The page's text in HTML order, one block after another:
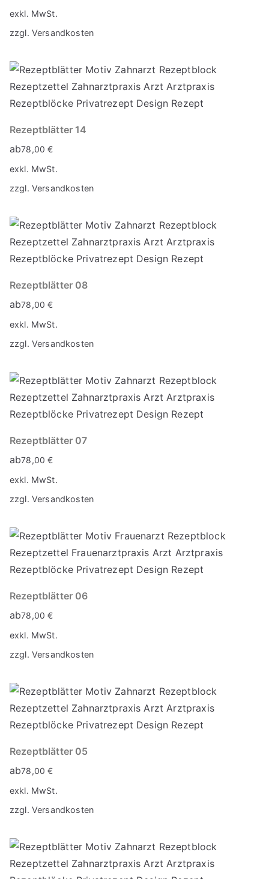
exkl. MwSt.
zzgl. Versandkosten
Rezeptblätter 14
ab78,00€
exkl. MwSt.
zzgl. Versandkosten
Rezeptblätter 08
ab78,00€
exkl. MwSt.
zzgl. Versandkosten
Rezeptblätter 07
ab78,00€
exkl. MwSt.
zzgl. Versandkosten
Rezeptblätter 06
ab78,00€
exkl. MwSt.
zzgl. Versandkosten
Rezeptblätter 05
ab78,00€
exkl. MwSt.
zzgl. Versandkosten